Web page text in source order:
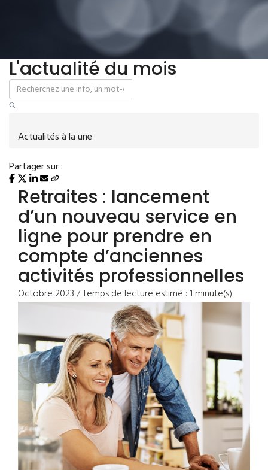
L'actualité du mois
Actualités à la une
Partager sur :
Retraites : lancement
d’un nouveau service en
ligne pour prendre en
compte d’anciennes
activités professionnelles
Octobre 2023 / Temps de lecture estimé : 1 minute(s)